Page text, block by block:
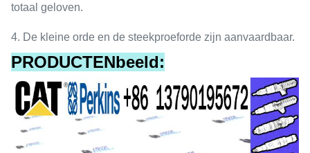
totaal geloven.
4. De kleine orde en de steekproeforde zijn aanvaardbaar.
PRODUCTENbeeld: